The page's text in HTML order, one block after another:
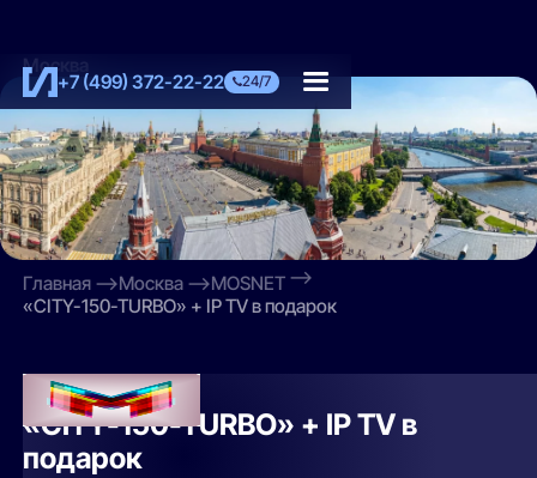
+7 (499) 372-22-22 24/7
Москва
Главная Москва
MOSNET
«CITY-150-TURBO» + IP TV в подарок
MOSNET
«CITY-150-TURBO» + IP TV в
подарок